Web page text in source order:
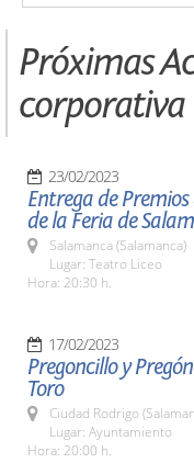
Próximas
corporativa
23/02/2023
Entrega de
de la Feria de
Salamanca (Salamanca)
Lugar: Teatro Liceo
Hora: 20:30 h.
17/02/2023
Pregoncillo y
Toro
Ciudad Rodrigo
Lugar: Ayuntamiento
Hora: 20:00 h.